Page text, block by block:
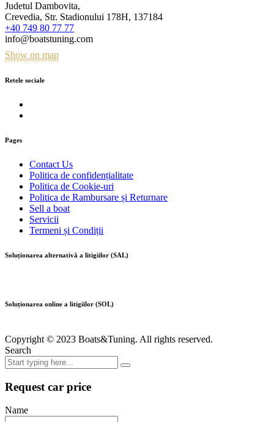
Judetul Dambovita,
Crevedia, Str. Stadionului 178H, 137184
+40 749 80 77 77
info@boatstuning.com
Show on map
Retele sociale
Pages
Contact Us
Politica de confidențialitate
Politica de Cookie-uri
Politica de Rambursare și Returnare
Sell a boat
Servicii
Termeni și Condiții
Soluționarea alternativă a litigiilor (SAL)
Soluționarea online a litigiilor (SOL)
Copyright © 2023 Boats&Tuning. All rights reserved.
Search
Request car price
Name